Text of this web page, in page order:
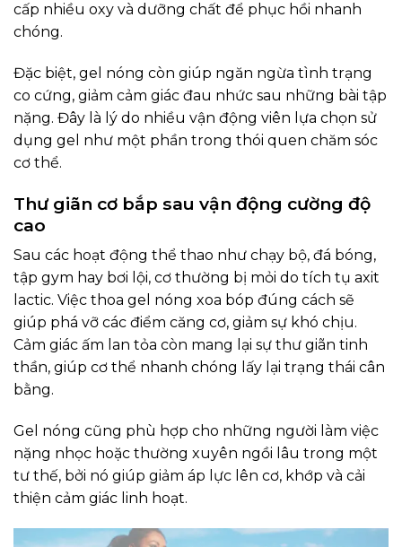
cấp nhiều oxy và dưỡng chất để phục hồi nhanh
chóng.
Đặc biệt, gel nóng còn giúp ngăn ngừa tình trạng
co cứng, giảm cảm giác đau nhức sau những bài tập
nặng. Đây là lý do nhiều vận động viên lựa chọn sử
dụng gel như một phần trong thói quen chăm sóc
cơ thể.
Thư giãn cơ bắp sau vận động cường độ
cao
Sau các hoạt động thể thao như chạy bộ, đá bóng,
tập gym hay bơi lội, cơ thường bị mỏi do tích tụ axit
lactic. Việc thoa gel nóng xoa bóp đúng cách sẽ
giúp phá vỡ các điểm căng cơ, giảm sự khó chịu.
Cảm giác ấm lan tỏa còn mang lại sự thư giãn tinh
thần, giúp cơ thể nhanh chóng lấy lại trạng thái cân
bằng.
Gel nóng cũng phù hợp cho những người làm việc
nặng nhọc hoặc thường xuyên ngồi lâu trong một
tư thế, bởi nó giúp giảm áp lực lên cơ, khớp và cải
thiện cảm giác linh hoạt.